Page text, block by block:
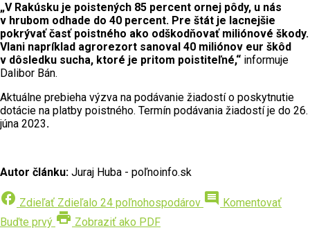
„V Rakúsku je poistených 85 percent ornej pôdy, u nás
v hrubom odhade do 40 percent. Pre štát je lacnejšie
pokrývať časť poistného ako odškodňovať miliónové škody.
Vlani napríklad agrorezort sanoval 40 miliónov eur škôd
v dôsledku sucha, ktoré je pritom poistiteľné,“ informuje
Dalibor Bán.
Aktuálne prebieha výzva na podávanie žiadostí o poskytnutie
dotácie na platby poistného. Termín podávania žiadostí je do 26.
júna 2023.
Autor článku: Juraj Huba - poľnoinfo.sk
facebook Zdieľať Zdieľalo 24 poľnohospodárov comment
Komentovať
Buďte prvý print Zobraziť ako PDF